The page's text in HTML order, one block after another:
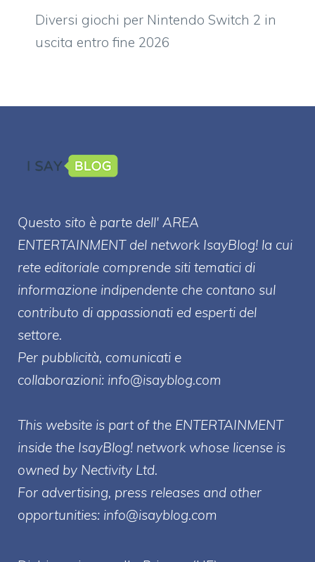
Diversi giochi per Nintendo Switch 2 in
uscita entro fine 2026
Questo sito è parte dell' AREA
ENTERTAINMENT del network IsayBlog! la cui
rete editoriale comprende siti tematici di
informazione indipendente che contano sul
contributo di appassionati ed esperti del
settore.
Per pubblicità, comunicati e
collaborazioni: info@isayblog.com
This website is part of the ENTERTAINMENT
inside the IsayBlog! network whose license is
owned by Nectivity Ltd.
For advertising, press releases and other
opportunities: info@isayblog.com